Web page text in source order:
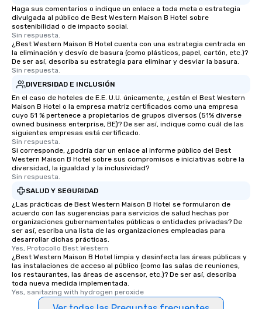
Haga sus comentarios o indique un enlace a toda meta o estrategia
divulgada al público de Best Western Maison B Hotel sobre
sostenibilidad o de impacto social.
Sin respuesta.
¿Best Western Maison B Hotel cuenta con una estrategia centrada en
la eliminación y desvío de basura (como plásticos, papel, cartón, etc.)?
De ser así, describa su estrategia para eliminar y desviar la basura.
Sin respuesta.
DIVERSIDAD E INCLUSIÓN
En el caso de hoteles de E.E. U.U. únicamente, ¿están el Best Western
Maison B Hotel o la empresa matriz certificados como una empresa
cuyo 51 % pertenece a propietarios de grupos diversos (51% diverse
owned business enterprise, BE)? De ser así, indique como cuál de las
siguientes empresas está certificado.
Sin respuesta.
Si corresponde, ¿podría dar un enlace al informe público del Best
Western Maison B Hotel sobre sus compromisos e iniciativas sobre la
diversidad, la igualdad y la inclusividad?
Sin respuesta.
SALUD Y SEGURIDAD
¿Las prácticas de Best Western Maison B Hotel se formularon de
acuerdo con las sugerencias para servicios de salud hechas por
organizaciones gubernamentales públicas o entidades privadas? De
ser así, escriba una lista de las organizaciones empleadas para
desarrollar dichas prácticas.
Yes, Protocollo Best Western
¿Best Western Maison B Hotel limpia y desinfecta las áreas públicas y
las instalaciones de acceso al público (como las salas de reuniones,
los restaurantes, las áreas de ascensor, etc.)? De ser así, describa
toda nueva medida implementada.
Yes, sanitazing with hydrogen peroxide